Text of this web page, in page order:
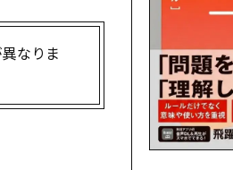
なりま